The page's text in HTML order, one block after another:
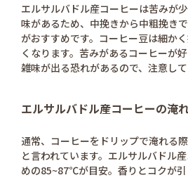
エルサルバドル産コーヒーは苦みが
味があるため、中挽きから中粗挽き
がおすすめです。コーヒー豆は細か
くなります。苦みがあるコーヒーが
雑味が出る恐れがあるので、注意して
エルサルバドル産コーヒーの淹
通常、コーヒーをドリップで淹れる
と言われています。エルサルバドル
めの85~87℃が目安。香りとコクが